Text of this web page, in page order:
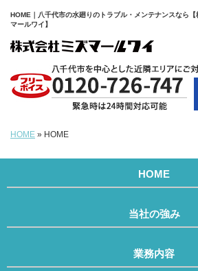
HOME｜八千代市の水廻りのトラブル・メンテナンスなら【
マールワイ】
HOME » HOME
HOME
当社の強み
業務内容